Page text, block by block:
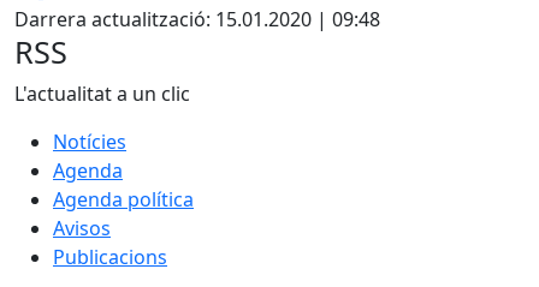
Darrera actualització: 15.01.2020 | 09:48
RSS
L'actualitat a un clic
Notícies
Agenda
Agenda política
Avisos
Publicacions